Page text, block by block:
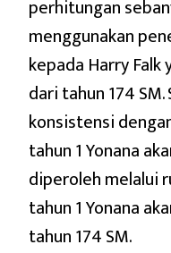
perhitungan
menggunakan
kepada Harry
dari tahun 174
konsistensi
tahun 1 Yonana
diperoleh melalui
tahun 1 Yonana
tahun 174 SM.